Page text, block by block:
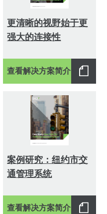
更清晰的视野始于更
强大的连接性
查看解决方案简介
案例研究：纽约市交
通管理系统
查看解决方案简介